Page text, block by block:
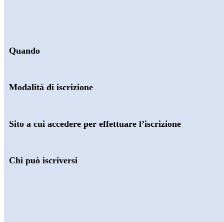
Quando
Modalità di iscrizione
Sito a cui accedere per effettuare l’iscrizione
Chi può iscriversi